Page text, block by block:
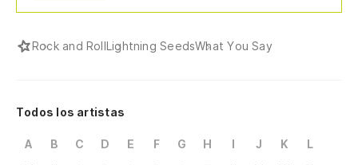
Rock and RollLightning SeedsWhat You Say
Todos los artistas
A B C D E F G H I J K
L